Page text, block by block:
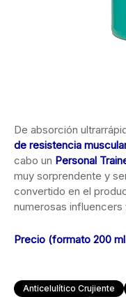
De absorción
de resistencia
cabo un Personal
muy sorprendente y
convertido en el
numerosas
Precio (formato 200
Anticelulítico Crujiente